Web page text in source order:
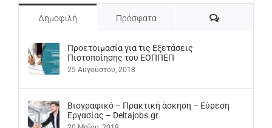
Δημοφιλή Πρόσφατα Σχόλια
Προετοιμασία για τις Εξετάσεις
Πιστοποίησης του ΕΟΠΠΕΠ
25 Αυγούστου, 2018
Βιογραφικό – Πρακτική άσκηση – Εύρεση
Εργασίας – Deltajobs.gr